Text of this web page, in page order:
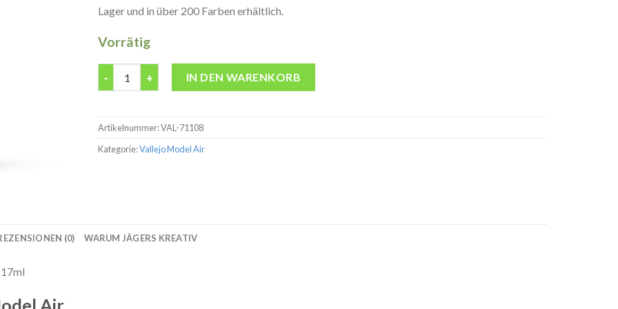
Lager und in über 200 Farben erhältlich.
Vorrätig
IN DEN WARENKORB
Artikelnummer:VAL-71108
Kategorie:Vallejo Model Air
(0) WARUM JÄGERS KREATIV